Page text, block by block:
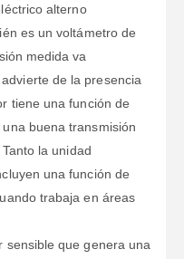
alterno
es un voltámetro de
medida va
de la presencia
tiene una función de
buena transmisión
la unidad
una función de
trabaja en áreas
sensible que genera una